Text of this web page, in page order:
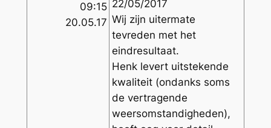
09:15
20.05.17
22/05/2017
Wij zijn uitermate
tevreden met het
eindresultaat.
Henk levert uitstekende
kwaliteit (ondanks soms
de vertragende
weersomstandigheden),